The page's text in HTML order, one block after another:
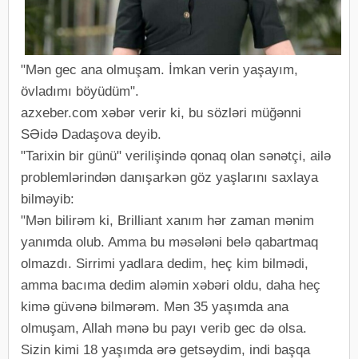
"Mən gec ana olmuşam. İmkan verin yaşayım,
övladımı böyüdüm".
azxeber.com xəbər verir ki, bu sözləri müğənni
SƏidə Dadaşova deyib.
"Tarixin bir günü" verilişində qonaq olan sənətçi, ailə
problemlərindən danışarkən göz yaşlarını saxlaya
bilməyib:
"Mən bilirəm ki, Brilliant xanım hər zaman mənim
yanımda olub. Amma bu məsələni belə qabartmaq
olmazdı. Sirrimi yadlara dedim, heç kim bilmədi,
amma bacıma dedim aləmin xəbəri oldu, daha heç
kimə güvənə bilmərəm. Mən 35 yaşımda ana
olmuşam, Allah mənə bu payı verib gec də olsa.
Sizin kimi 18 yaşımda ərə getsəydim, indi başqa